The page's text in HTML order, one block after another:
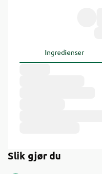
Ingredienser
Slik gjør du